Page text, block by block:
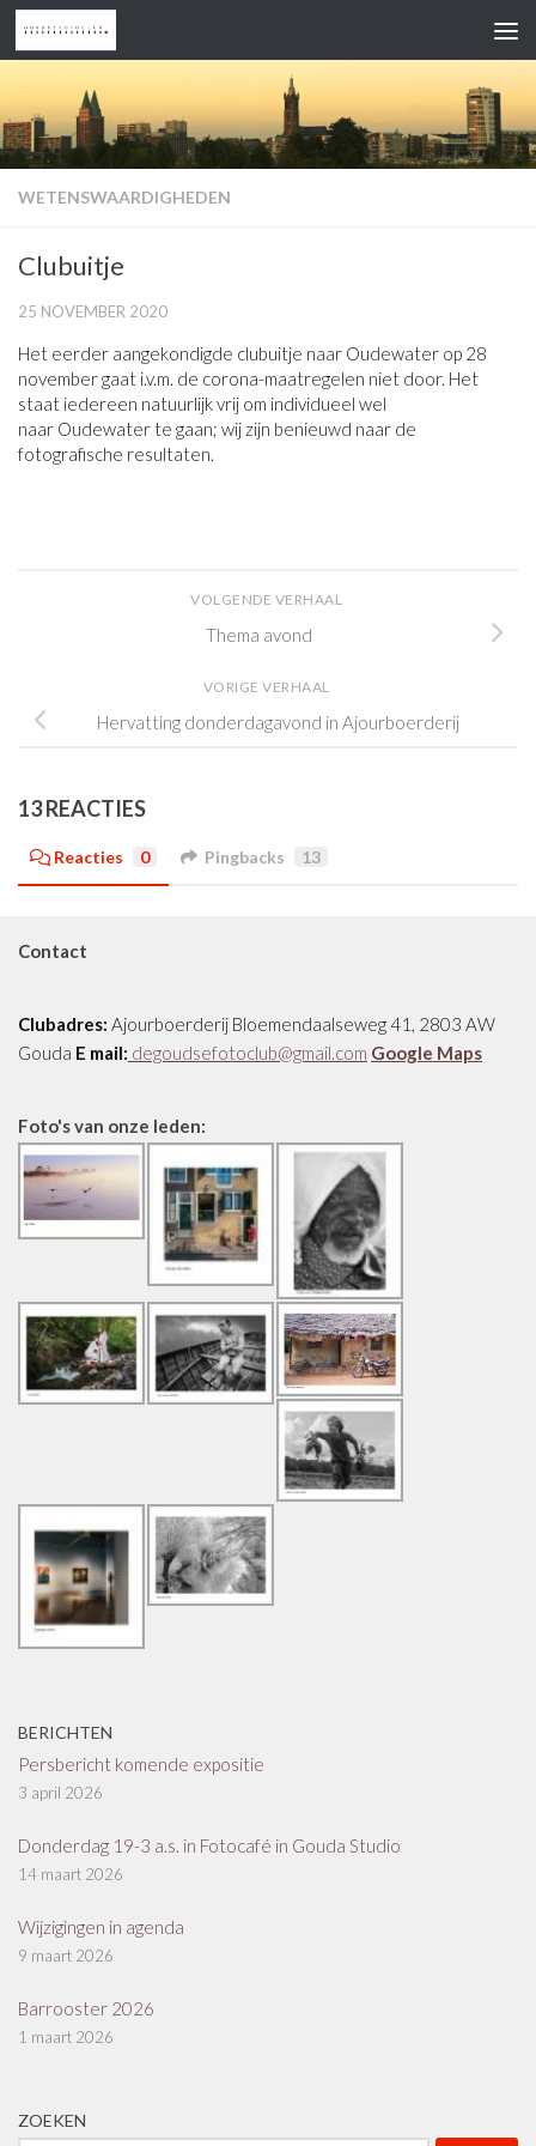
Doorgaan naar inhoud
WETENSWAARDIGHEDEN
Clubuitje
25 NOVEMBER 2020
​Het eerder aangekondigde clubuitje naar Oudewater op 28
november gaat i.v.m. de corona-maatregelen niet door. Het
staat iedereen natuurlijk vrij om individueel wel
naar Oudewater te gaan; wij zijn benieuwd naar de
fotografische resultaten.
VOLGENDE VERHAAL
Thema avond
VORIGE VERHAAL
Hervatting donderdagavond in Ajourboerderij
13 REACTIES
Reacties 0 Pingbacks 13
Contact
Clubadres: Ajourboerderij Bloemendaalseweg 41, 2803 AW
Gouda E mail: degoudsefotoclub@gmail.com Google Maps
Foto's van onze leden:
BERICHTEN
Persbericht komende expositie
3 april 2026
Donderdag 19-3 a.s. in Fotocafé in Gouda Studio
14 maart 2026
Wijzigingen in agenda
9 maart 2026
Barrooster 2026
1 maart 2026
ZOEKEN